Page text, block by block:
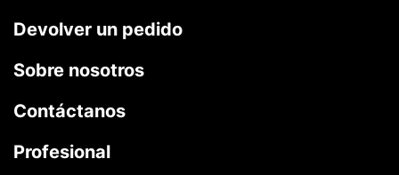
Devolver un pedido
Sobre nosotros
Contáctanos
Profesional